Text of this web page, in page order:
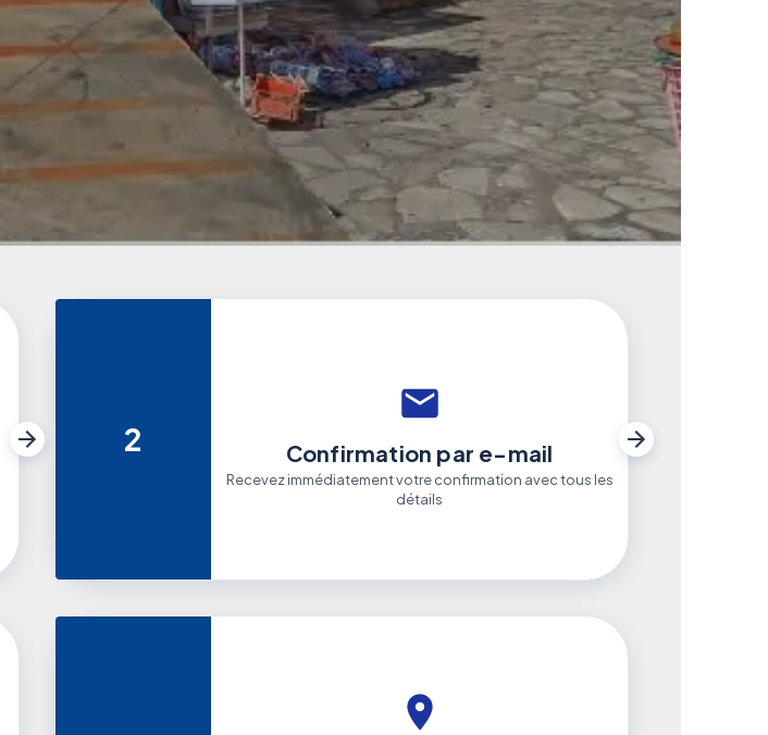
2 Confirmation par e-mail
Recevez immédiatement votre confirmation avec tous les
détails